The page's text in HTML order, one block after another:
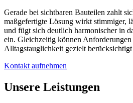
Gerade bei sichtbaren Bauteilen zahlt
maßgefertigte Lösung wirkt stimmiger,
und fügt sich deutlich harmonischer in
ein. Gleichzeitig können
Alltagstauglichkeit gezielt
Kontakt aufnehmen
Unsere Leistungen